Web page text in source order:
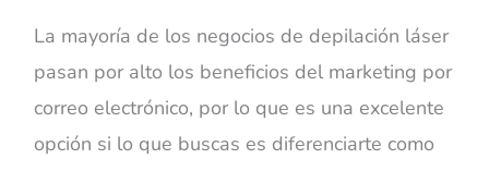
La mayoría de los negocios de depilación láser
pasan por alto los beneficios del marketing por
correo electrónico, por lo que es una excelente
opción si lo que buscas es diferenciarte como